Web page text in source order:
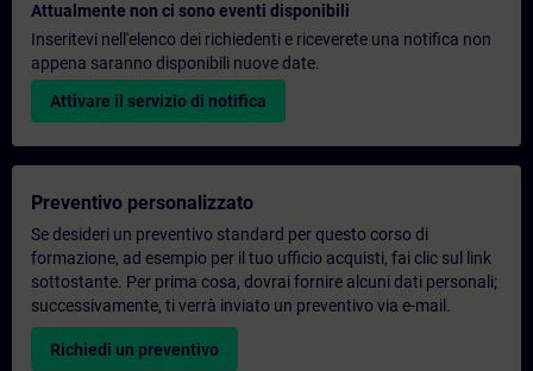
Attualmente non ci sono eventi disponibili
Inseritevi nell'elenco dei richiedenti e riceverete una notifica non
appena saranno disponibili nuove date.
Attivare il servizio di notifica
Preventivo personalizzato
Se desideri un preventivo standard per questo corso di
formazione, ad esempio per il tuo ufficio acquisti, fai clic sul link
sottostante. Per prima cosa, dovrai fornire alcuni dati personali;
successivamente, ti verrà inviato un preventivo via e-mail.
Richiedi un preventivo